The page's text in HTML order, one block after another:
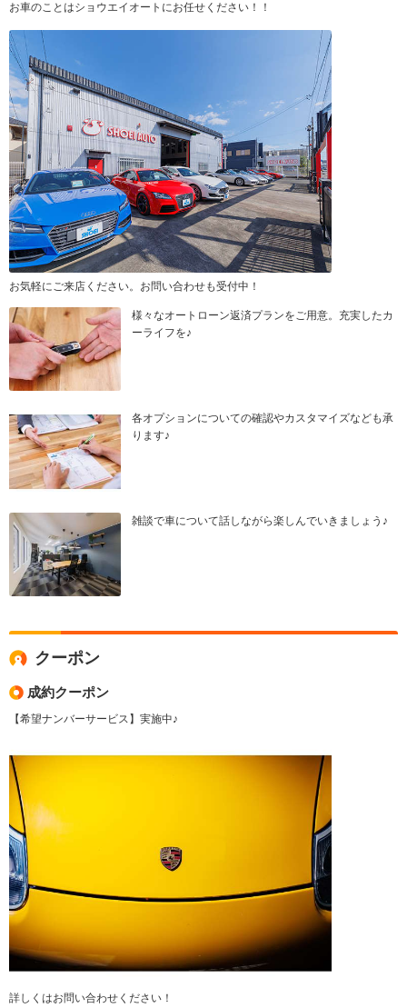
お車のことはショウエイオートにお任せください！！
お気軽にご来店ください。お問い合わせも受付中！
様々なオートローン返済プランをご用意。充実したカ
ーライフを♪
各オプションについての確認やカスタマイズなども承
ります♪
雑談で車について話しながら楽しんでいきましょう♪
クーポン
成約クーポン
【希望ナンバーサービス】実施中♪
詳しくはお問い合わせください！